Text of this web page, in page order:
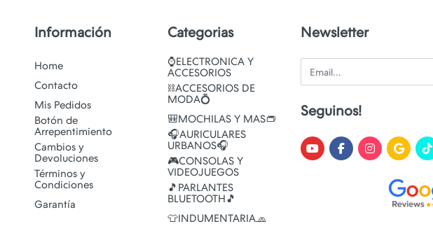
Información
Home
Contacto
Mis Pedidos
Botón de
Arrepentimiento
Cambios y
Devoluciones
Términos y
Condiciones
Garantía
Categorias
⌚ELECTRONICA Y
ACCESORIOS
⛓️ACCESORIOS DE
MODA💍
🎒MOCHILAS Y MAS👝
🎧AURICULARES
URBANOS🎧
🎮CONSOLAS Y
VIDEOJUEGOS
🎵PARLANTES
BLUETOOTH🎵
👕INDUMENTARIA🧢
Newsletter
Email
Seguinos!